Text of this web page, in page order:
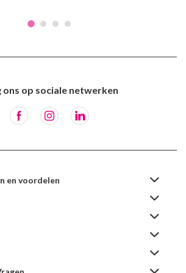
ons op sociale netwerken
en voordelen